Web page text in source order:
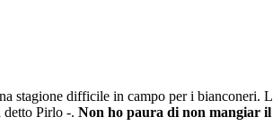
stagione difficile in campo per i bianconeri.
detto Pirlo -. Non ho paura di non mangiar il